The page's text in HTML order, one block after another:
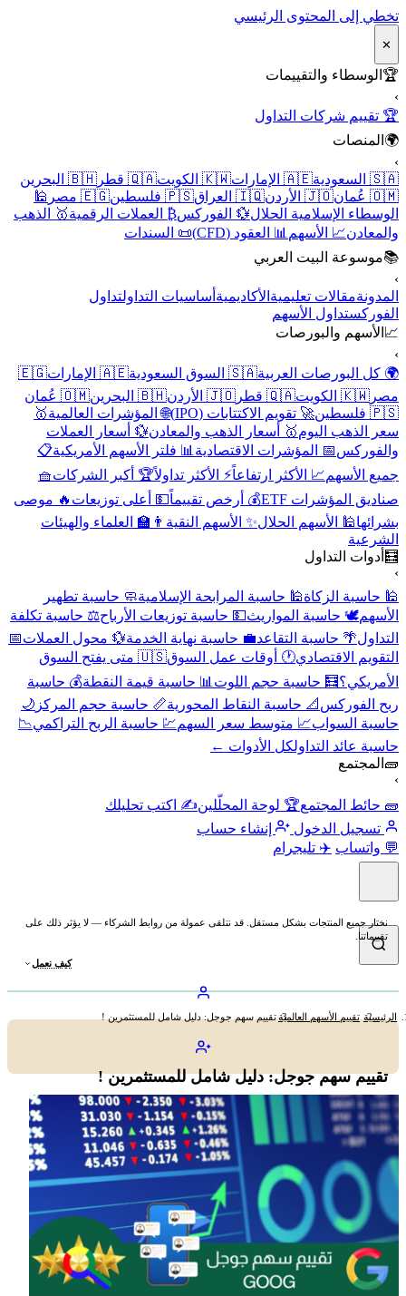
تخطي إلى المحتوى الرئيسي
✕
🏆 الوسطاء والتقييمات
›
🏆 تقييم شركات التداول
🌍 المنصات
›
🇸🇦 السعودية
🇦🇪 الإمارات 🇰🇼 الكويت 🇶🇦 قطر
🇧🇭 البحرين
🇴🇲 عُمان
🇯🇴 الأردن 🇮🇶 العراق 🇵🇸 فلسطين 🇪🇬 مصر
🕌
الوسطاء الإسلامية الحلال💱 الفوركس₿ العملات الرقمية🥇 الذهب
والمعادن📈 الأسهم 📊 العقود (CFD)
📜 السندات
📚موسوعة البيت العربي
›
المدونةمقالات تعليمية الأكاديمية أساسيات التداولتداول
الفوركستداول الأسهم
📈 الأسهم والبورصات
›
🌍 كل البورصات العربية🇸🇦 السوق السعودية 🇦🇪 الإمارات
🇪🇬
مصر 🇰🇼 الكويت 🇶🇦 قطر 🇯🇴 الأردن 🇧🇭 البحرين
🇴🇲 عُمان
🇵🇸 فلسطين
🚀 تقويم الاكتتابات (IPO) 🌐 المؤشرات العالمية🥇
سعر الذهب اليوم🥇 أسعار الذهب والمعادن💱 أسعار العملات
والفوركس📅 المؤشرات الاقتصادية 📊 فلتر الأسهم الأمريكية📋
جميع الأسهم📈 الأكثر ارتفاعاً⚡ الأكثر تداولاً🏆 أكبر الشركات🧺
صناديق المؤشرات ETF
💰 أرخص تقييماً💵 أعلى توزيعات 🔥 موصى
بشرائها🕌 الأسهم الحلال✨ الأسهم النقية 👨‍🏫 العلماء والهيئات
الشرعية
🧮 أدوات التداول
›
🕌 حاسبة الزكاة🕌 حاسبة المرابحة الإسلامية🧼 حاسبة تطهير
الأسهم🕊️ حاسبة المواريث💵 حاسبة توزيعات الأرباح⚖️ حاسبة تكلفة
التداول🌴 حاسبة التقاعد💼 حاسبة نهاية الخدمة💱 محول العملات📅
التقويم الاقتصادي🕐 أوقات عمل السوق
🇺🇸 متى يفتح السوق
الأمريكي؟🧮 حاسبة حجم اللوت 📊 حاسبة قيمة النقطة💰 حاسبة
ربح الفوركس 📐 حاسبة النقاط المحورية📏 حاسبة حجم المركز 🌙
حاسبة السواب📈 متوسط سعر السهم💹 حاسبة الربح التراكمي📉
حاسبة عائد التداولكل الأدوات ←
🧱 المجتمع
›
🧱 حائط المجتمع🏆 لوحة المحلّلين✍️ اكتب تحليلك
تسجيل الدخول
إنشاء حساب
💬 واتساب ✈️ تليجرام
نختار جميع المنتجات بشكل مستقل. قد نتلقى عمولة من روابط الشركاء — لا يؤثر ذلك على
تقييماتنا.
كيف نعمل
الرئيسية تقييم الأسهم العالميةتقييم سهم جوجل: دليل شامل للمستثمرين !
تقييم سهم جوجل: دليل شامل للمستثمرين !